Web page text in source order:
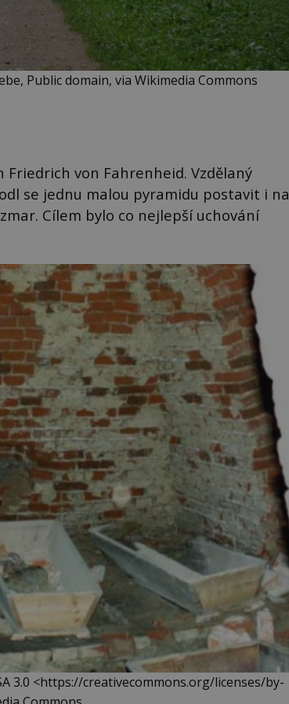
Public domain, via Wikimedia Commons
von Fahrenheid. Vzdělaný
se jednu malou pyramidu postavit i na
Cílem bylo co nejlepší uchování
3.0 <https://creativecommons.org/licenses/by-